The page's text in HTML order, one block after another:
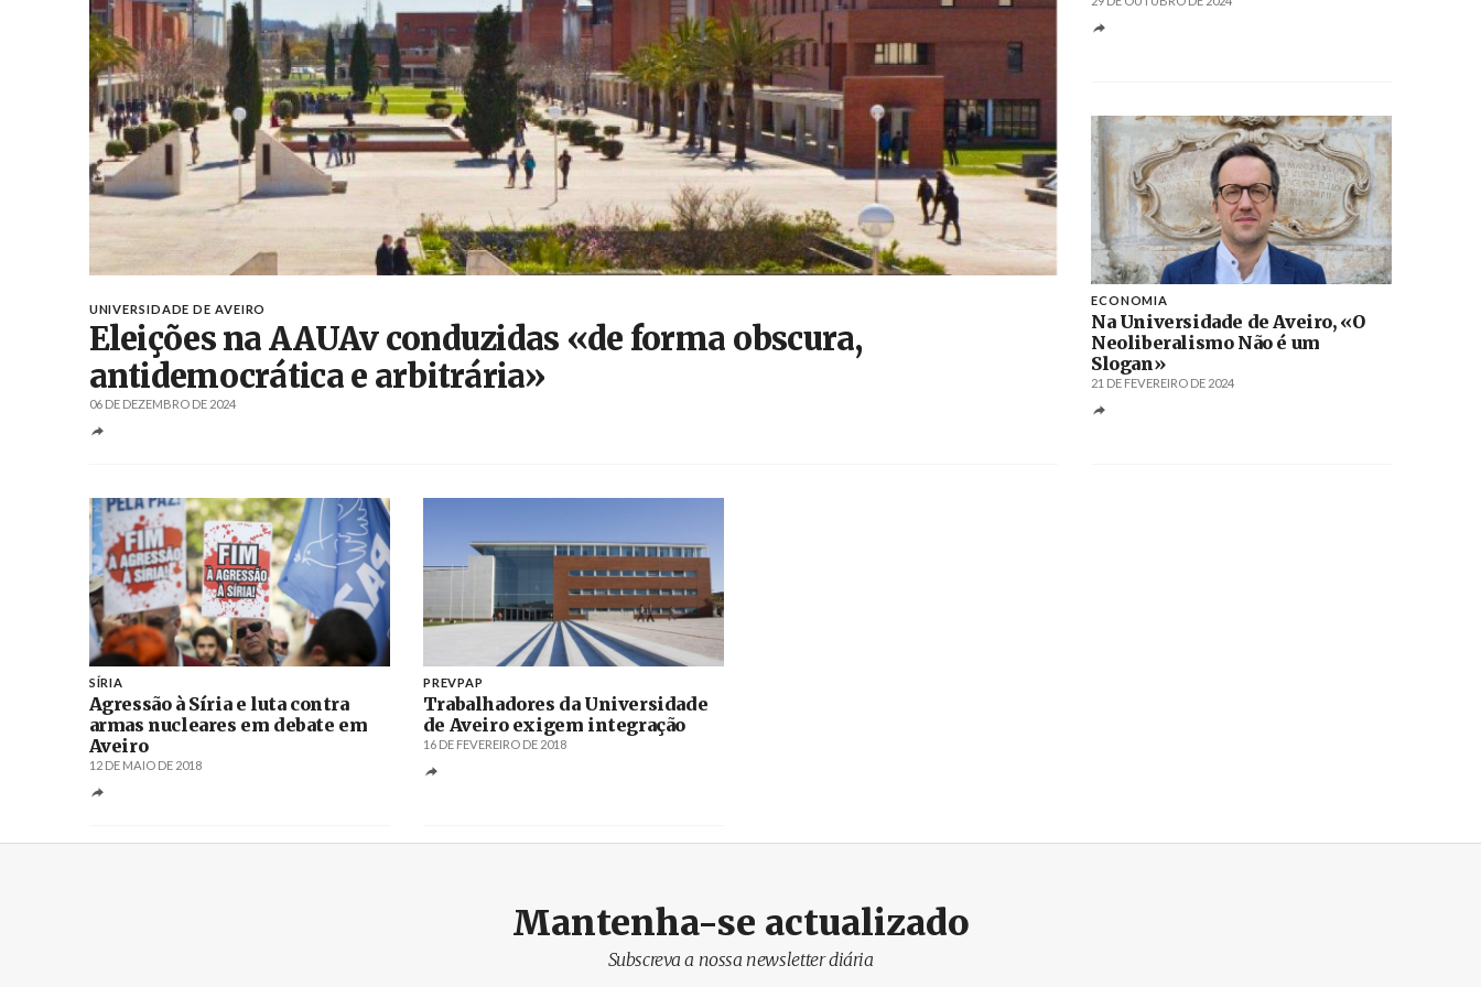
UNIVERSIDADE DE AVEIRO
Eleições na AAUAv conduzidas «de forma obscura,
antidemocrática e arbitrária»
06 DE DEZEMBRO DE 2024
ECONOMIA
Na Universidade de Aveiro, «O
Neoliberalismo Não é um
Slogan»
21 DE FEVEREIRO DE 2024
SÍRIA
Agressão à Síria e luta contra
armas nucleares em debate em
Aveiro
12 DE MAIO DE 2018
PREVPAP
Trabalhadores da Universidade
de Aveiro exigem integração
16 DE FEVEREIRO DE 2018
Mantenha-se actualizado
Subscreva a nossa newsletter diária